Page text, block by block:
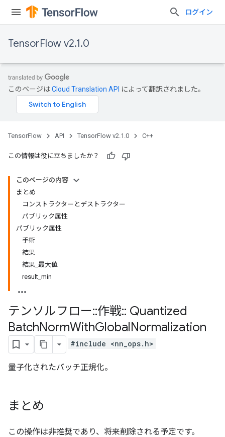
ログイン
TensorFlow v2.1.0
このページはCloud Translation API によって翻訳されました。
TensorFlow API TensorFlow v2.1.0 C++
この情報は役に立ちましたか？
このページの内容
まとめ
コンストラクターとデストラクター
パブリック属性
パブリック属性
手術
結果
結果_最大値
result_min
テンソルフロー::作戦:: Quantized
BatchNormWithGlobalNormalization
#include <nn_ops.h>
量子化されたバッチ正規化。
まとめ
この操作は非推奨であり、将来削除される予定です。